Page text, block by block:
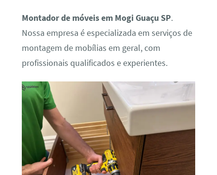
Montador de móveis em Mogi Guaçu SP.
Nossa empresa é especializada em serviços de
montagem de mobílias em geral, com
profissionais qualificados e experientes.